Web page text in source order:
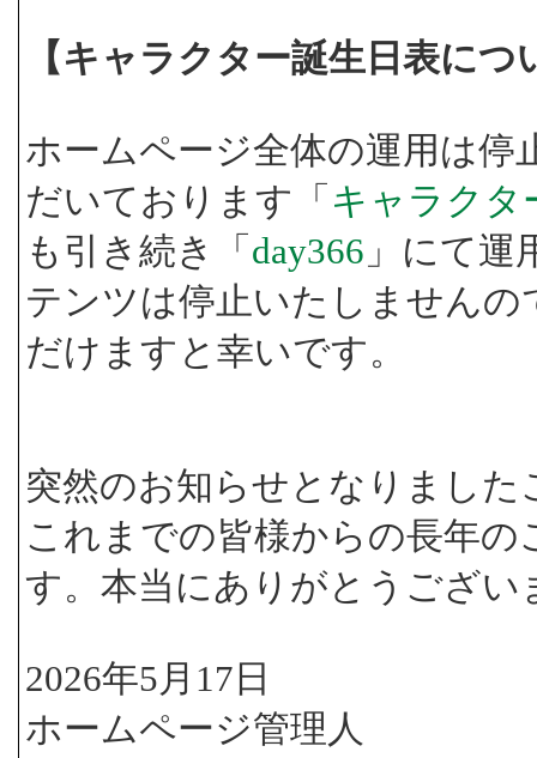
【キャラクター誕生日表に
ホームページ全体の運用は停
だいております「 キャラクタ
も引き続き「 day366 」にて
テンツは停止いたしません
だけますと幸いです。
突然のお知らせとなりまし
これまでの皆様からの長年
す。本当にありがとうござい
2026年5月17日
ホームページ管理人